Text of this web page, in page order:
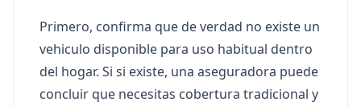
Primero, confirma que de verdad no existe un
vehiculo disponible para uso habitual dentro
del hogar. Si si existe, una aseguradora puede
concluir que necesitas cobertura tradicional y